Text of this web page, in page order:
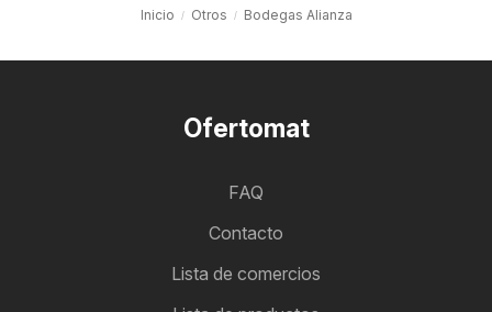
Inicio Otros Bodegas Alianza
Ofertomat
FAQ
Contacto
Lista de comercios